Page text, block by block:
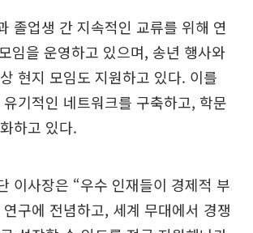
졸업생 간 지속적인 교류를 위해 연
임을 운영하고 있으며, 송년 행사와
현지 모임도 지원하고 있다. 이를
기적인 네트워크를 구축하고, 학문
하고 있다.
이사장은 “우수 인재들이 경제적 부
구에 전념하고, 세계 무대에서 경쟁